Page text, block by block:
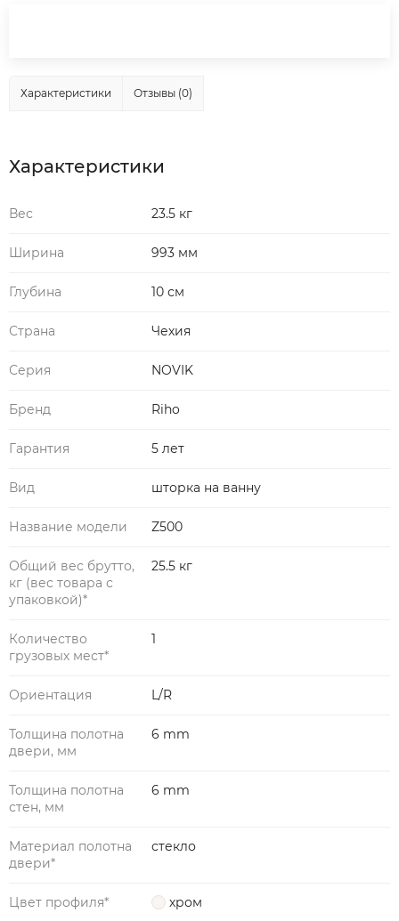
Характеристики Отзывы (0)
Характеристики
Вес 23.5 кг
Ширина 993 мм
Глубина 10 см
Страна Чехия
Серия NOVIK
Бренд Riho
Гарантия 5 лет
Вид шторка на ванну
Название модели Z500
Общий вес брутто,
кг (вес товара с
упаковкой)*
25.5 кг
Количество
грузовых мест*
1
Ориентация L/R
Толщина полотна
двери, мм
6 mm
Толщина полотна
стен, мм
6 mm
Материал полотна
двери*
стекло
Цвет профиля* хром